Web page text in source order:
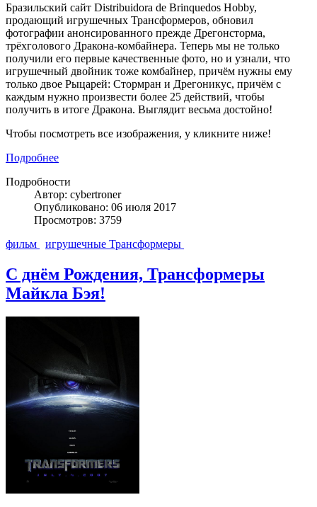
Бразильский сайт Distribuidora de Brinquedos Hobby,
продающий игрушечных Трансформеров, обновил
фотографии анонсированного прежде Дрегонсторма,
трёхголового Дракона-комбайнера. Теперь мы не только
получили его первые качественные фото, но и узнали, что
игрушечный двойник тоже комбайнер, причём нужны ему
только двое Рыцарей: Стормран и Дрегоникус, причём с
каждым нужно произвести более 25 действий, чтобы
получить в итоге Дракона. Выглядит весьма достойно!
Чтобы посмотреть все изображения, у кликните ниже!
Подробнее
Подробности
Автор: cybertroner
Опубликовано: 06 июля 2017
Просмотров: 3759
фильм
игрушечные Трансформеры
С днём Рождения, Трансформеры
Майкла Бэя!